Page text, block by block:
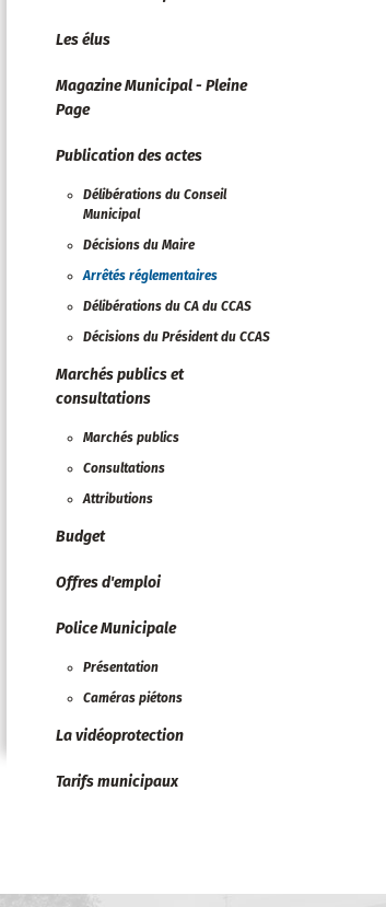
Les élus
Magazine Municipal - Pleine
Page
Publication des actes
Délibérations du Conseil
Municipal
Décisions du Maire
Arrêtés réglementaires
Délibérations du CA du CCAS
Décisions du Président du CCAS
Marchés publics et
consultations
Marchés publics
Consultations
Attributions
Budget
Offres d'emploi
Police Municipale
Présentation
Caméras piétons
La vidéoprotection
Tarifs municipaux